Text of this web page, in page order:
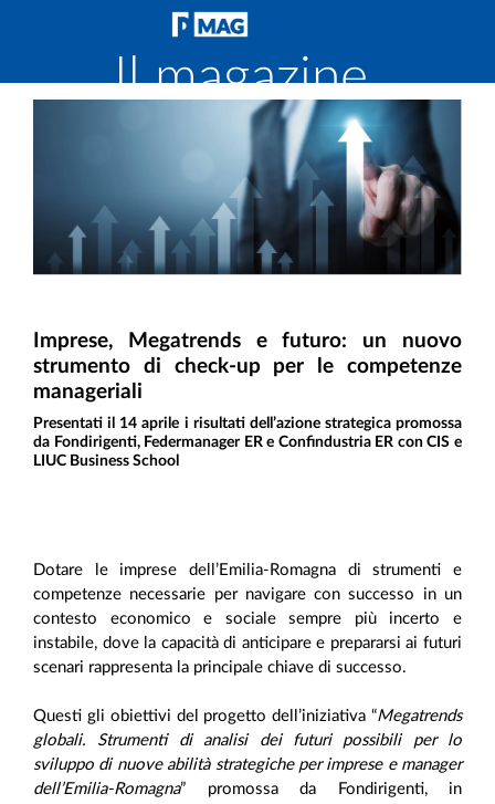
Il magazine
di
Fondirigenti
Imprese, Megatrends e futuro: un nuovo
strumento di check-up per le competenze
manageriali
Presentati il 14 aprile i risultati dell’azione strategica promossa
da Fondirigenti, Federmanager ER e Confindustria ER con CIS e
LIUC Business School
Dotare le imprese dell’Emilia-Romagna di strumenti e
competenze necessarie per navigare con successo in un
contesto economico e sociale sempre più incerto e
instabile, dove la capacità di anticipare e prepararsi ai futuri
scenari rappresenta la principale chiave di successo.
Questi gli obiettivi del progetto dell’iniziativa “Megatrends
globali. Strumenti di analisi dei futuri possibili per lo
sviluppo di nuove abilità strategiche per imprese e manager
dell’Emilia-Romagna” promossa da Fondirigenti, in